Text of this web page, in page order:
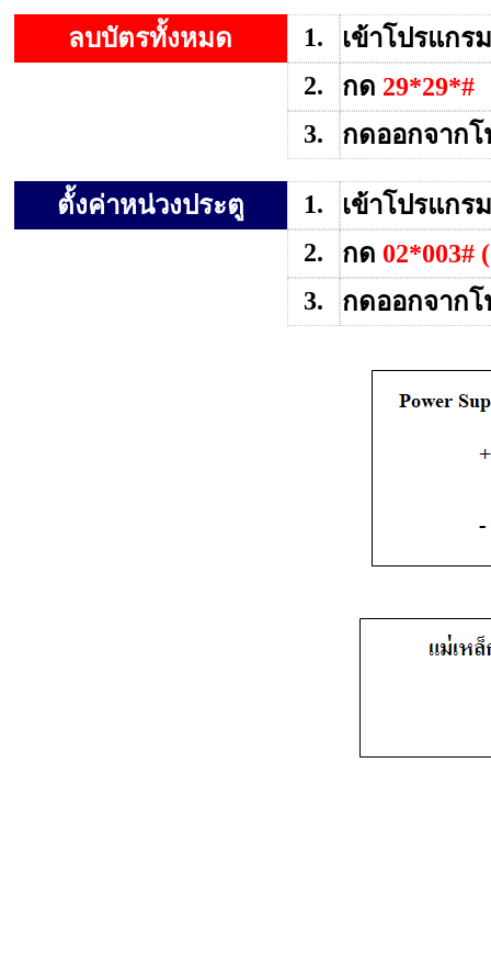
ลบบัตรทั้งหมด 1.
เข้าโปรแกร
2.
กด 29*29*#
3.
กดออกจาก
ตั้งค่าหน่วงประตู 1.
เข้าโปรแกร
2.
กด 02*003#
3.
กดออกจาก